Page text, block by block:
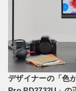
デザイナーの「色